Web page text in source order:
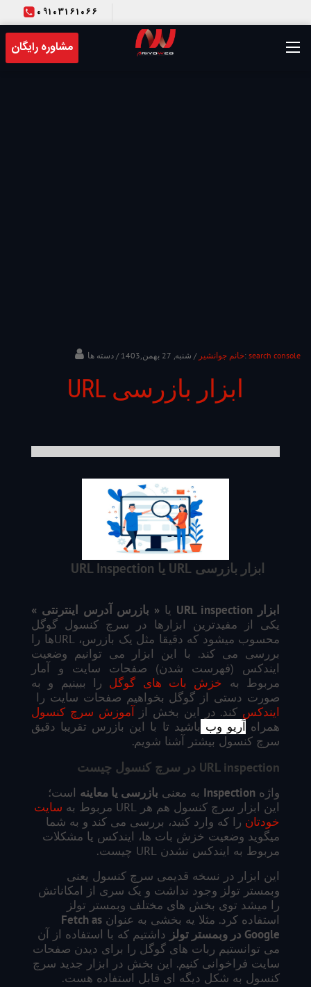
مشاوره رایگان
T 09103161066
خانم جوانشیر / شنبه, 27 بهمن,1403 / دسته ها: search console
ابزار بازرسی URL
ابزار بازرسی URL یا URL Inspection
ابزار URL inspection یا « بازرس آدرس اینترنتی »
یکی از مفیدترین ابزارها در سرچ کنسول گوگل
محسوب میشود که دقیقا مثل یک بازرس، URLها را
بررسی می کند. با این ابزار می توانیم وضعیت
ایندکس (فهرست شدن) صفحات سایت و آمار
مربوط به خزش بات های گوگل را ببینیم و به
صورت دستی از گوگل بخواهیم صفحات سایت را
ایندکس کند. در این بخش از آموزش سرچ کنسول
همراه آریو وب باشید تا با این بازرس تقریبا دقیق
سرچ کنسول بیشتر آشنا شویم.
URL inspection در سرچ کنسول چیست
واژه Inspection به معنی بازرسی یا معاینه است؛
این ابزار سرچ کنسول هم هر URL مربوط به
سایت
خودتان را که وارد کنید، بررسی می کند و به شما
میگوید وضعیت خزش بات ها، ایندکس یا مشکلات
مربوط به ایندکس نشدن URL چیست.
این ابزار در نسخه قدیمی سرچ کنسول یعنی
وبمستر تولز وجود نداشت و یک سری از امکاناتش
را میشد توی بخش های مختلف وبمستر تولز
استفاده کرد. مثلا یه بخشی به عنوان Fetch as
Google در وبمستر تولز داشتیم که با استفاده از آن
می توانستیم ربات های گوگل را برای دیدن صفحات
سایت فراخوانی کنیم. این بخش در ابزار جدید سرچ
کنسول به شکل دیگه ای قابل استفاده هست.